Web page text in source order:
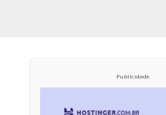
Publicidade